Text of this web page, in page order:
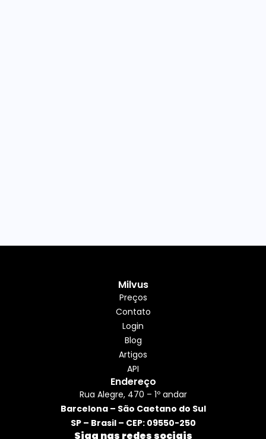
Milvus
Preços
Contato
Login
Blog
Artigos
API
Endereço
Rua Alegre, 470 – 1º andar
Barcelona – São Caetano do Sul
SP – Brasil – CEP: 09550-250
Siga nas redes sociais